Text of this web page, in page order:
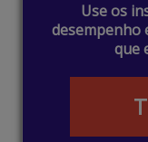
Use os
desempenho
que